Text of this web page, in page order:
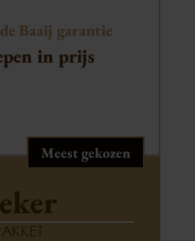
Baaij garantie
in prijs
Meest gekozen